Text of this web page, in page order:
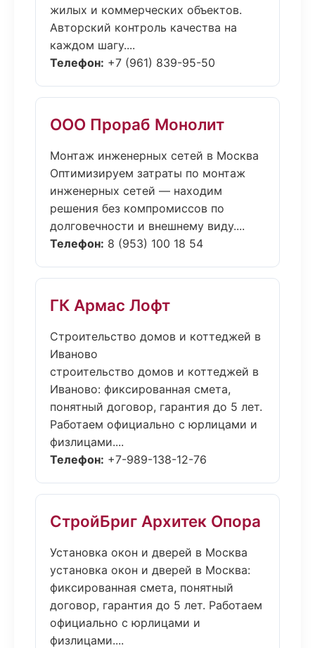
жилых и коммерческих объектов.
Авторский контроль качества на
каждом шагу....
Телефон: +7 (961) 839-95-50
ООО Прораб Монолит
Монтаж инженерных сетей в Москва
Оптимизируем затраты по монтаж
инженерных сетей — находим
решения без компромиссов по
долговечности и внешнему виду....
Телефон: 8 (953) 100 18 54
ГК Армас Лофт
Строительство домов и коттеджей в
Иваново
строительство домов и коттеджей в
Иваново: фиксированная смета,
понятный договор, гарантия до 5 лет.
Работаем официально с юрлицами и
физлицами....
Телефон: +7-989-138-12-76
СтройБриг Архитек Опора
Установка окон и дверей в Москва
установка окон и дверей в Москва:
фиксированная смета, понятный
договор, гарантия до 5 лет. Работаем
официально с юрлицами и
физлицами....